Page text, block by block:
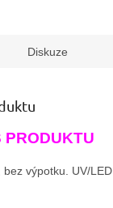
Diskuze
PRODUKTU
výpotku. UV/LED